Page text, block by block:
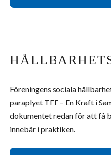
Föreningens sociala
paraplyet TFF – En Kraft i
dokumentet nedan för att få
innebär i praktiken.